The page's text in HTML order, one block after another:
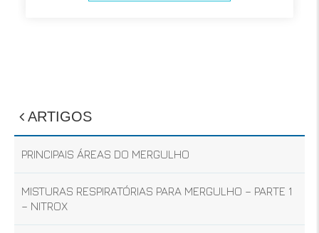
ARTIGOS
PRINCIPAIS ÁREAS DO MERGULHO
MISTURAS RESPIRATÓRIAS PARA MERGULHO – PARTE 1
– NITROX